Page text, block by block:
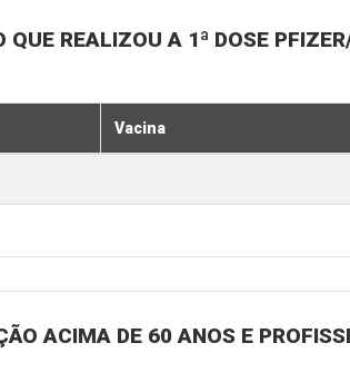
QUE REALIZOU A 1ª DOSE
Vacina
ACIMA DE 60 ANOS E